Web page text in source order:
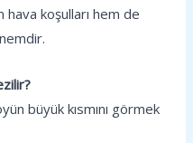
hava koşulları hem de
büyük kısmını görmek